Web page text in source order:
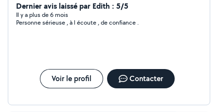
Dernier avis laissé par Edith : 5/5
Il y a plus de 6 mois
Personne sérieuse , à l écoute , de confiance .
Voir le profil Contacter